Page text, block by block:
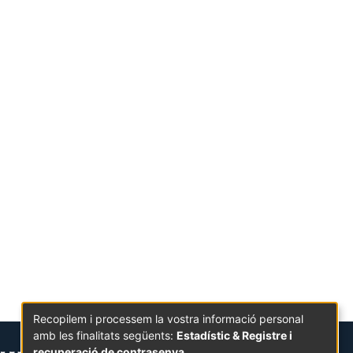
Recopilem i processem la vostra informació personal
amb les finalitats següents: Estadístic & Registre i